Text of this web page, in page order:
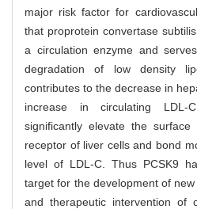
major risk factor for
that proprotein convertase
a circulation enzyme and
degradation of low density
contributes to the decrease in
increase in circulating LDL-
significantly elevate the
receptor of liver cells and bond
level of LDL-C. Thus PCSK9
target for the development of
and therapeutic intervention of